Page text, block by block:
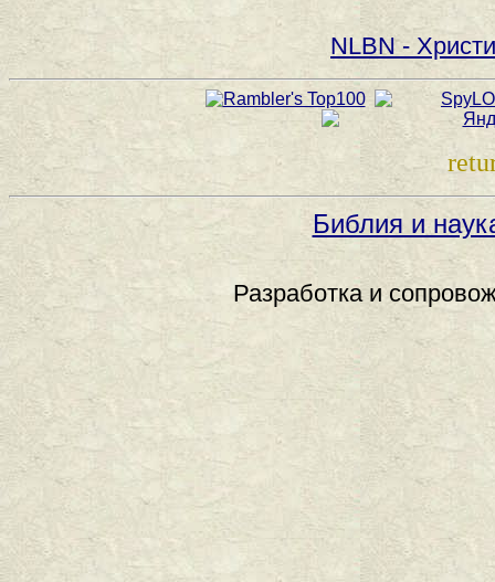
NLBN -
Библия и
Разработка и